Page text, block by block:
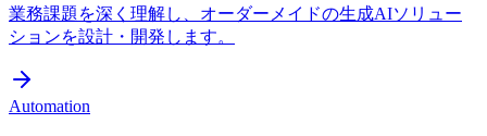
業務課題を深く理解し、オーダーメイドの生成AIソリュー
ションを設計・開発します。
Automation